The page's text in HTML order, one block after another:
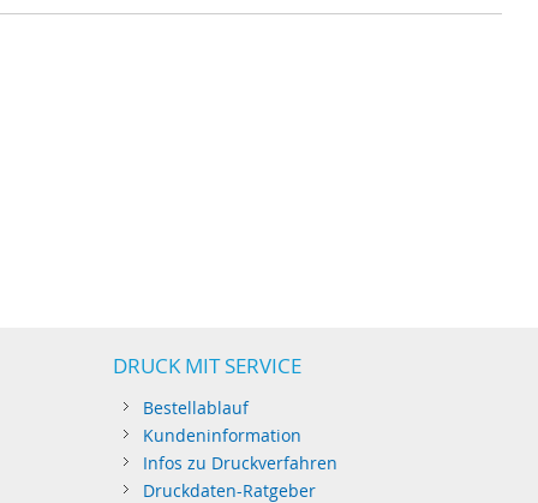
DRUCK MIT SERVICE
Bestellablauf
Kundeninformation
Infos zu Druckverfahren
Druckdaten-Ratgeber